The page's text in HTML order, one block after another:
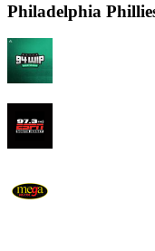
Philadelphia